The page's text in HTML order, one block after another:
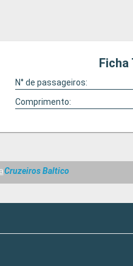
Ficha
N° de passageiros:
Comprimento:
Cruzeiros Baltico